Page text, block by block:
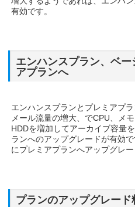
有効です。
エンハンスプラン、ベ
アプランへ
エンハンスプランとプレミアプ
メール流量の増大、でCPU、メ
HDDを増加してアーカイブ容量
ランへのアップグレードが有効
にプレミアプランへアップグレ
プランのアップグレード